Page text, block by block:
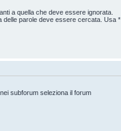
a quella che deve essere ignorata.
delle parole deve essere cercata. Usa *
subforum seleziona il forum